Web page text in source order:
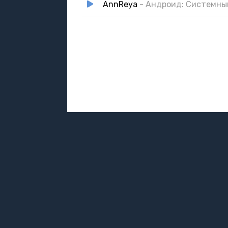
AnnReya - Андроид: